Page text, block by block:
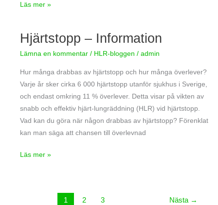
Läs mer »
Hjärtstopp – Information
Lämna en kommentar / HLR-bloggen / admin
Hur många drabbas av hjärtstopp och hur många överlever?
Varje år sker cirka 6 000 hjärtstopp utanför sjukhus i Sverige,
och endast omkring 11 % överlever. Detta visar på vikten av
snabb och effektiv hjärt-lungräddning (HLR) vid hjärtstopp.
Vad kan du göra när någon drabbas av hjärtstopp? Förenklat
kan man säga att chansen till överlevnad
Hjärtstopp
Läs mer »
1 2 3 Nästa →